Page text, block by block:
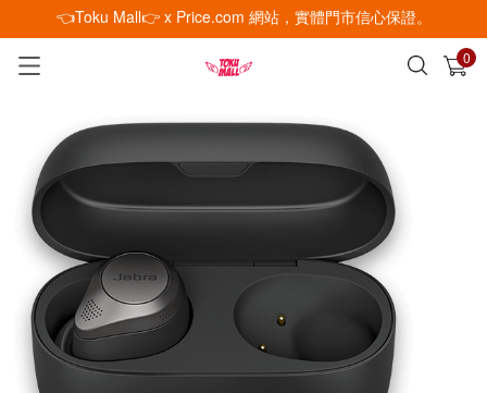
👈Toku Mall👉 x Price.com 網站，實體門市信心保證。
0
已加入購物車 查看